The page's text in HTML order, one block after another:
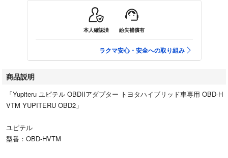
本人確認済 紛失補償有
ラクマ安心・安全への取り組み
商品説明
「Yupiteru ユピテル OBDIIアダプター トヨタハイブリッド車専用 OBD-H
VTM YUPITERU OBD2」
ユピテル
型番：OBD-HVTM